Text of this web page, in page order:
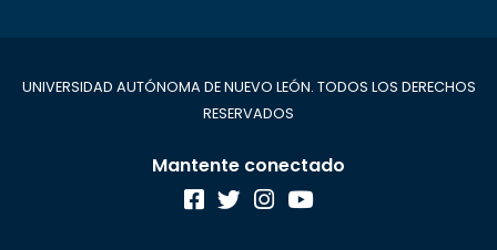
UNIVERSIDAD AUTÓNOMA DE NUEVO LEÓN. TODOS LOS DERECHOS
RESERVADOS
Mantente conectado